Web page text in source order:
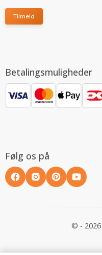
Tilmeld
Betalingsmuligheder
Følg os på
© -